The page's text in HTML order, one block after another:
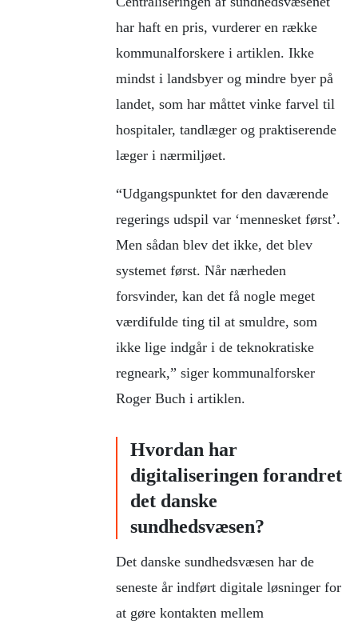
har haft en pris, vurderer en række
kommunalforskere i artiklen. Ikke
mindst i landsbyer og mindre byer på
landet, som har måttet vinke farvel til
hospitaler, tandlæger og praktiserende
læger i nærmiljøet.
“Udgangspunktet for den daværende
regerings udspil var ‘mennesket først’.
Men sådan blev det ikke, det blev
systemet først. Når nærheden
forsvinder, kan det få nogle meget
værdifulde ting til at smuldre, som
ikke lige indgår i de teknokratiske
regneark,” siger kommunalforsker
Roger Buch i artiklen.
Hvordan har
digitaliseringen forandret
det danske
sundhedsvæsen?
Det danske sundhedsvæsen har de
seneste år indført digitale løsninger for
at gøre kontakten mellem